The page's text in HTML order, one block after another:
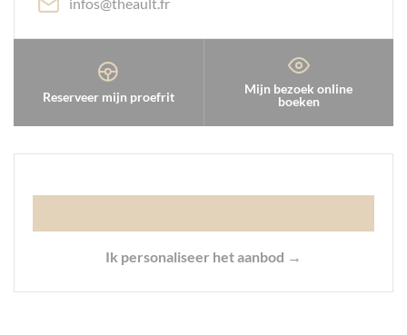
Reserveer mijn proefrit
Mijn bezoek online
boeken
Ik personaliseer het aanbod →